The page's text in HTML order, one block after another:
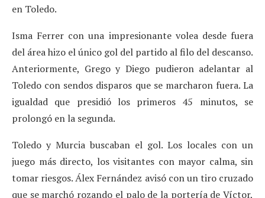
en Toledo.
Isma Ferrer con una impresionante volea desde fuera
del área hizo el único gol del partido al filo del descanso.
Anteriormente, Grego y Diego pudieron adelantar al
Toledo con sendos disparos que se marcharon fuera. La
igualdad que presidió los primeros 45 minutos, se
prolongó en la segunda.
Toledo y Murcia buscaban el gol. Los locales con un
juego más directo, los visitantes con mayor calma, sin
tomar riesgos. Álex Fernández avisó con un tiro cruzado
que se marchó rozando el palo de la portería de Víctor,